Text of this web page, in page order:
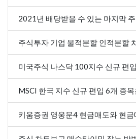
2021년 배당받을 수 있는 마지막
주식투자 기업 물적분할 인적분할
미국주식 나스닥 100지수 신규 편
MSCI 한국 지수 신규 편입 6개 종목
키움증권 영웅문4 현금매도와 현금